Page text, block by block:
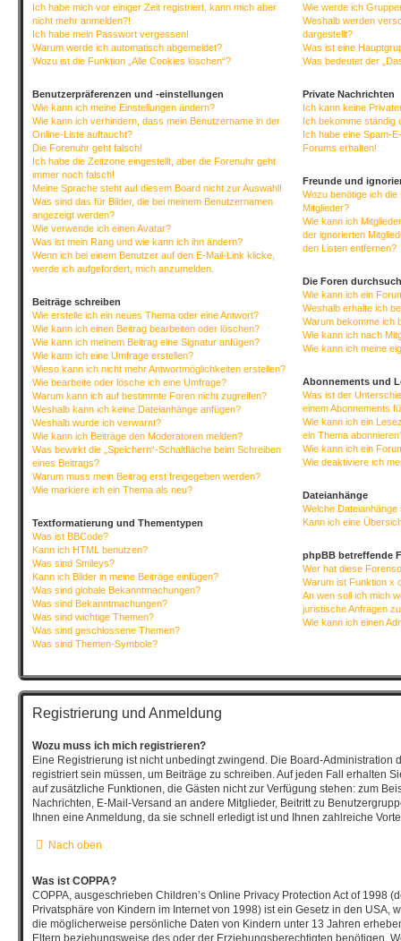
Ich habe mich vor einiger Zeit registriert, kann mich aber
nicht mehr anmelden?!
Ich habe mein Passwort vergessen!
Warum werde ich automatisch abgemeldet?
Wozu ist die Funktion „Alle Cookies löschen“?
Benutzerpräferenzen und -einstellungen
Wie kann ich meine Einstellungen ändern?
Wie kann ich verhindern, dass mein Benutzername in der
Online-Liste auftaucht?
Die Forenuhr geht falsch!
Ich habe die Zeitzone eingestellt, aber die Forenuhr geht
immer noch falsch!
Meine Sprache steht auf diesem Board nicht zur Auswahl!
Was sind das für Bilder, die bei meinem Benutzernamen
angezeigt werden?
Wie verwende ich einen Avatar?
Was ist mein Rang und wie kann ich ihn ändern?
Wenn ich bei einem Benutzer auf den E-Mail-Link klicke,
werde ich aufgefordert, mich anzumelden.
Beiträge schreiben
Wie erstelle ich ein neues Thema oder eine Antwort?
Wie kann ich einen Beitrag bearbeiten oder löschen?
Wie kann ich meinem Beitrag eine Signatur anfügen?
Wie kann ich eine Umfrage erstellen?
Wieso kann ich nicht mehr Antwortmöglichkeiten erstellen?
Wie bearbeite oder lösche ich eine Umfrage?
Warum kann ich auf bestimmte Foren nicht zugreifen?
Weshalb kann ich keine Dateianhänge anfügen?
Weshalb wurde ich verwarnt?
Wie kann ich Beiträge den Moderatoren melden?
Was bewirkt die „Speichern“-Schaltfläche beim Schreiben
eines Beitrags?
Warum muss mein Beitrag erst freigegeben werden?
Wie markiere ich ein Thema als neu?
Textformatierung und Thementypen
Was ist BBCode?
Kann ich HTML benutzen?
Was sind Smileys?
Kann ich Bilder in meine Beiträge einfügen?
Was sind globale Bekanntmachungen?
Was sind Bekanntmachungen?
Was sind wichtige Themen?
Was sind geschlossene Themen?
Was sind Themen-Symbole?
Wie werde ich
Weshalb werden
dargestellt?
Was ist eine
Was bedeutet der
Private Nachrichten
Ich kann keine
Ich bekomme ständig
Ich habe eine Spam-
Forums erhalten!
Freunde und
Wozu benötige ich
Mitglieder?
Wie kann ich
der ignorierten
den Listen entfernen?
Die Foren
Wie kann ich ein
Weshalb erhalte ich
Warum bekomme ich
Wie kann ich nach
Wie kann ich meine
Abonnements und
Was ist der
einem Abonnements
Wie kann ich ein
ein Thema
Wie kann ich ein
Wie deaktiviere ich
Dateianhänge
Welche
Kann ich eine
phpBB betreffende
Wer hat diese
Warum ist Funktion x
An wen soll ich mich
juristische Anfragen
Wie kann ich einen
Registrierung und Anmeldung
Wozu muss ich mich registrieren?
Eine Registrierung ist nicht unbedingt zwingend. Die Board-Administration
registriert sein müssen, um Beiträge zu schreiben. Auf jeden Fall erhalten
auf zusätzliche Funktionen, die Gästen nicht zur Verfügung stehen: zum
Nachrichten, E-Mail-Versand an andere Mitglieder, Beitritt zu
Ihnen eine Anmeldung, da sie schnell erledigt ist und Ihnen zahlreiche
Nach oben
Was ist COPPA?
COPPA, ausgeschrieben Children’s Online Privacy Protection Act of 1998
Privatsphäre von Kindern im Internet von 1998) ist ein Gesetz in den USA,
die möglicherweise persönliche Daten von Kindern unter 13 Jahren
Eltern beziehungsweise des oder der Erziehungsberechtigten benötigen.